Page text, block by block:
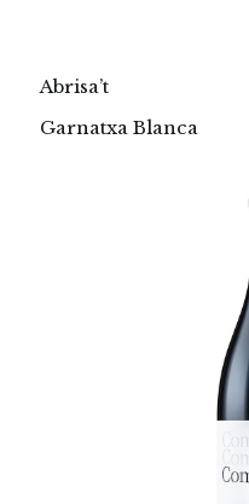
Abrisa’t
Garnatxa Blanca